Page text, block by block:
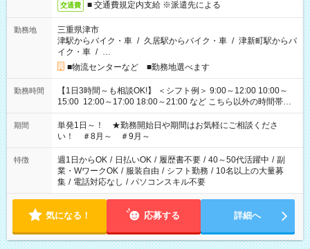
交通費 ■ 交通費規定内支給 ※派遣先による
勤務地
三重県津市
津駅からバイク・車 / 久居駅からバイク・車 / 津新町駅からバ
イク・車 / …
■物流センターなど ■勤務地選べます
勤務時間
【1日3時間～も相談OK!】 ＜シフト例＞ 9:00～12:00 10:00～
15:00 12:00～17:00 18:00～21:00 など こちら以外の時間帯も
お気軽にご相談ください！
期間
単発1日～！ ★勤務開始日や期間はお気軽にご相談くださ
い！ ＃8月～ ＃9月～
特徴 週1日からOK / 日払いOK / 履歴書不要 / 40～50代活躍中 / 副
業・WワークOK / 服装自由 / シフト勤務 / 10名以上の大量募
集 / 電話対応なし / パソコンスキル不要
気になる！ 応募する 詳細へ